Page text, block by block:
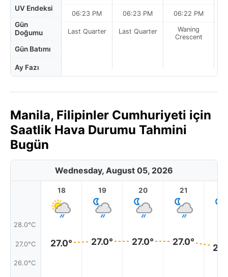
UV Endeksi
Gün
Doğumu
Gün Batımı
Ay Fazı
06:23 PM
Last Quarter
06:23 PM
Last Quarter
06:22 PM
Waning
Crescent
Manila, Filipinler Cumhuriyeti için
Saatlik Hava Durumu Tahmini
Bugün
Wednesday, August 05, 2026
28.0°C
27.0°C
26.0°C
18
27.0°
19
27.0°
20
27.0°
21
27.0°